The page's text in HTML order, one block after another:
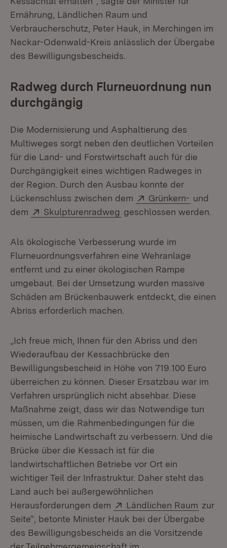
Ernährung, Ländlichen Raum und
Verbraucherschutz, Peter Hauk, in Merchingen im
Neckar-Odenwald-Kreis anlässlich der Übergabe
des Bewilligungsbescheids.
Radweg durch Flurneuordnung nun
durchgängig
Die Modernisierung und Asphaltierung des
Multiweges sorgt neben den deutlichen Vorteilen
für die Land- und Forstwirtschaft auch für die
Durchgängigkeit eines wichtigen Radweges in
der Region. Durch den Ausbau konnte der
Lückenschluss zwischen dem
Extern:
Grünkern- (Öffnet
und
dem
Extern:
Skulpturenradweg (Öffnet in neuem Fenster)
geschlossen werden.
Als ökologische Verbesserung wurde im
Flurneuordnungsverfahren eine Wehranlage
entfernt und zu einer ökologischen Rampe
umgebaut. Bei der Umsetzung wurden massive
Schäden am Brückenbauwerk entdeckt, die einen
Abriss erforderlich machen.
„Ich freue mich, Ihnen für den Abriss und den
Wiederaufbau der Kessachbrücke den
Bewilligungsbescheid in Höhe von 719.100 Euro
überreichen zu können. Dieser Ersatzbau war im
Verfahren ursprünglich nicht absehbar. Diese
Maßnahme zeigt, dass wir das Notwendige tun
müssen, um die Rahmenbedingungen für die
heimische Landwirtschaft zu verbessern. Und die
Brücke über die Kessach ist für die
landwirtschaftlichen Betriebe vor Ort ein
wichtiger Teil der Infrastruktur. Daher steht das
Land auch bei außergewöhnlichen
Herausforderungen dem
Extern:
Ländlichen Raum zur
Seite“, betonte Minister Hauk bei der Übergabe
des Bewilligungsbescheids an die Vorsitzende